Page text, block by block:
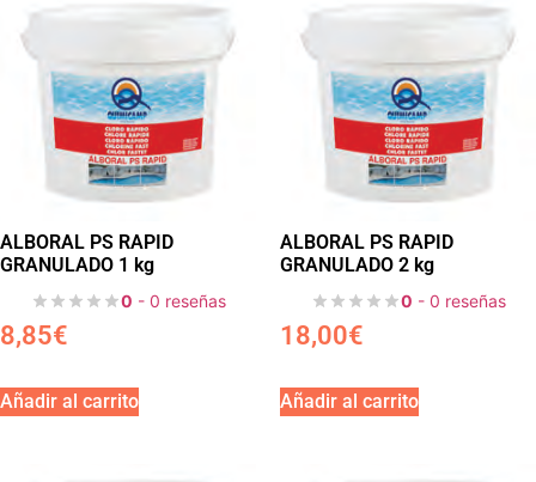
ALBORAL PS RAPID
GRANULADO 1 kg
0 - 0 reseñas
8,85€
Añadir al carrito
ALBORAL PS RAPID
GRANULADO 2 kg
0 - 0 reseñas
18,00€
Añadir al carrito